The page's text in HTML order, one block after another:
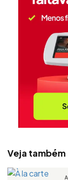
Veja também